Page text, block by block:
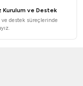
Kurulum ve Destek
destek süreçlerinde